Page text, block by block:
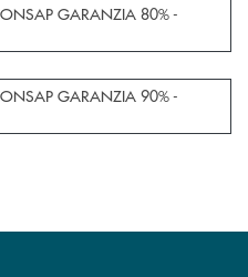
finestraGARANZIA 80% -
finestraGARANZIA 90% -